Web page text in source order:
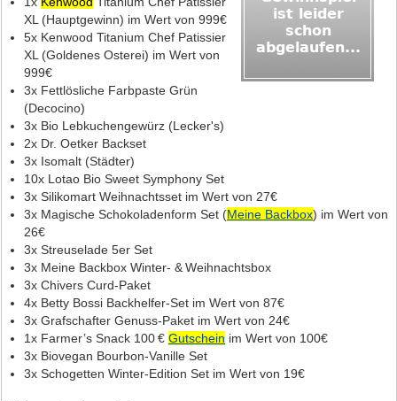
XL (Hauptgewinn) im Wert von 999€
5x Kenwood Titanium Chef Patissier
XL (Goldenes Osterei) im Wert von
999€
3x Fettlösliche Farbpaste Grün
(Decocino)
3x Bio Lebkuchengewürz (Lecker's)
2x Dr. Oetker Backset
3x Isomalt (Städter)
10x Lotao Bio Sweet Symphony Set
3x Silikomart Weihnachtsset im Wert von 27€
3x Magische Schokoladenform Set (Meine Backbox) im Wert von
26€
3x Streuselade 5er Set
3x Meine Backbox Winter‑ & Weihnachtsbox
3x Chivers Curd‑Paket
4x Betty Bossi Backhelfer‑Set im Wert von 87€
3x Grafschafter Genuss‑Paket im Wert von 24€
1x Farmer’s Snack 100 € Gutschein im Wert von 100€
3x Biovegan Bourbon‑Vanille Set
3x Schogetten Winter‑Edition Set im Wert von 19€